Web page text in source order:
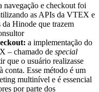
navegação e checkout foi
as APIs da VTEX e
da Hinode que trazem
a implementação do
– chamado de special
que o usuário realizasse
conta. Esse método é um
multinível e é essencial
por parte dos